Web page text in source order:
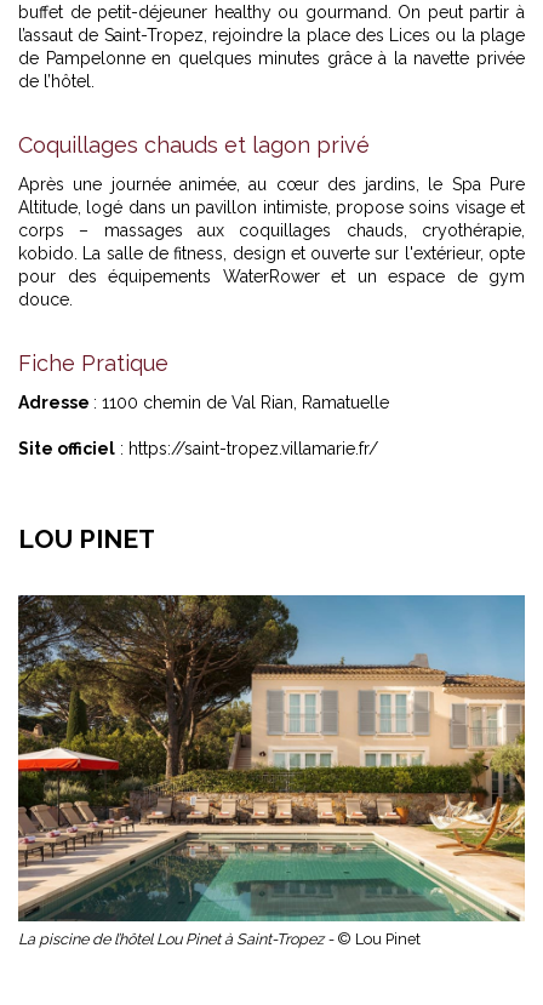
buffet de petit-déjeuner healthy ou gourmand. On peut partir à
l’assaut de Saint-Tropez, rejoindre la place des Lices ou la plage
de Pampelonne en quelques minutes grâce à la navette privée
de l’hôtel.
Coquillages chauds et lagon privé
Après une journée animée, au cœur des jardins, le Spa Pure
Altitude, logé dans un pavillon intimiste, propose soins visage et
corps – massages aux coquillages chauds, cryothérapie,
kobido. La salle de fitness, design et ouverte sur l'extérieur, opte
pour des équipements WaterRower et un espace de gym
douce.
Fiche Pratique
Adresse : 1100 chemin de Val Rian, Ramatuelle
Site officiel : https://saint-tropez.villamarie.fr/
LOU PINET
La piscine de l’hôtel Lou Pinet à Saint-Tropez - © Lou Pinet